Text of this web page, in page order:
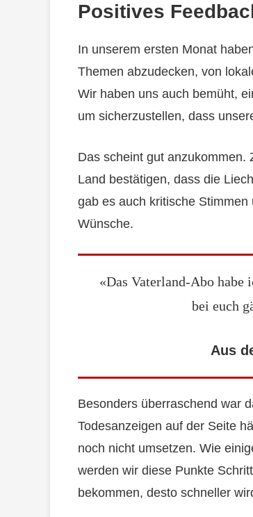
Positives
In unserem ersten Monat
Themen abzudecken, von
Wir haben uns auch bemüht,
um sicherzustellen, dass
Das scheint gut anzukommen.
Land bestätigen, dass die
gab es auch kritische
Wünsche.
«Das Vaterland-Abo habe
bei euch
Aus
Besonders überraschend war
Todesanzeigen auf der Seite
noch nicht umsetzen. Wie
werden wir diese Punkte
bekommen, desto schneller